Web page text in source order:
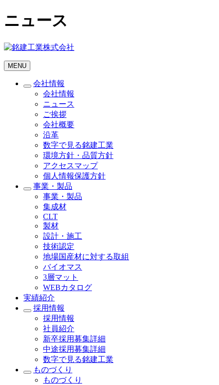
ニュース
MENU
会社情報
会社情報
ニュース
ご挨拶
会社概要
沿革
数字で見る銘建工業
環境方針・品質方針
アクセスマップ
個人情報保護方針
事業・製品
事業・製品
集成材
CLT
製材
設計・施工
技術認定
地場国産材に対する取組
バイオマス
3層マット
WEBカタログ
実績紹介
採用情報
採用情報
社員紹介
新卒採用募集詳細
中途採用募集詳細
数字で見る銘建工業
ものづくり
ものづくり